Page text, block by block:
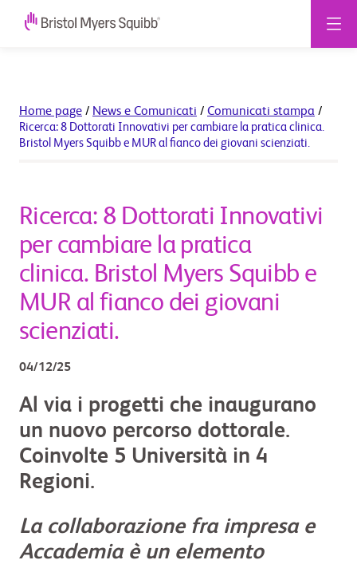
Home page / News e Comunicati / Comunicati stampa /
Ricerca: 8 Dottorati Innovativi per cambiare la pratica clinica.
Bristol Myers Squibb e MUR al fianco dei giovani scienziati.
Ricerca: 8 Dottorati Innovativi
per cambiare la pratica
clinica. Bristol Myers Squibb e
MUR al fianco dei giovani
scienziati.
04/12/25
Al via i progetti che inaugurano
un nuovo percorso dottorale.
Coinvolte 5 Università in 4
Regioni.
La collaborazione fra impresa e
Accademia è un elemento